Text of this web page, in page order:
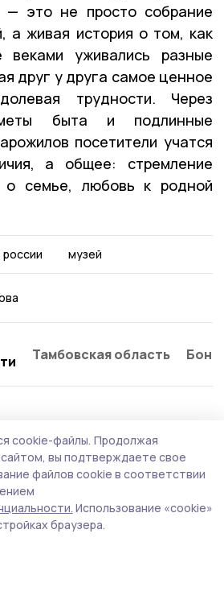
— это не просто собрание
а живая история о том, как
уживались разные
друг у друга самое ценное
трудности. Через
быта и подлинные
посетители учатся
а общее: стремление
о семье, любовь к родной
музей
Тамбовская область
cookie-файлы. Продолжая
вы подтверждаете свое
файлов cookie в соответствии
Использование «cookie»
браузера.